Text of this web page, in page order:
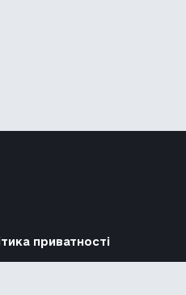
приватності